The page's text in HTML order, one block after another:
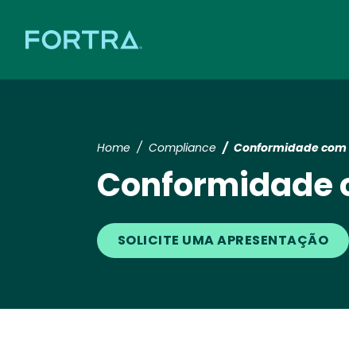
Home Compliance Conformidade com
Conformidade
SOLICITE UMA APRESENTAÇÃO